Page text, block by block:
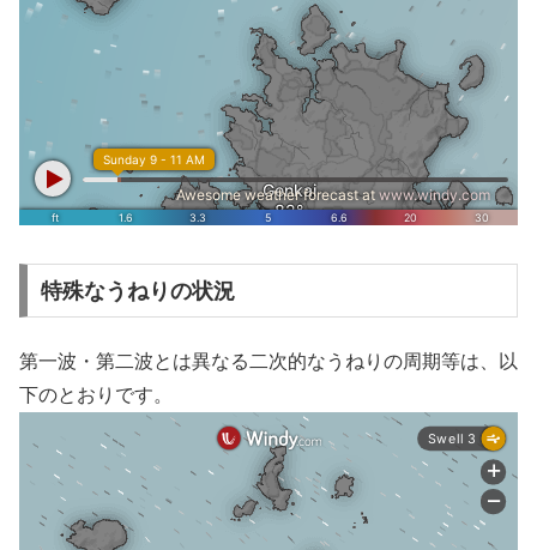
特殊なうねりの状況
第一波・第二波とは異なる二次的なうねりの周期等は、以
下のとおりです。